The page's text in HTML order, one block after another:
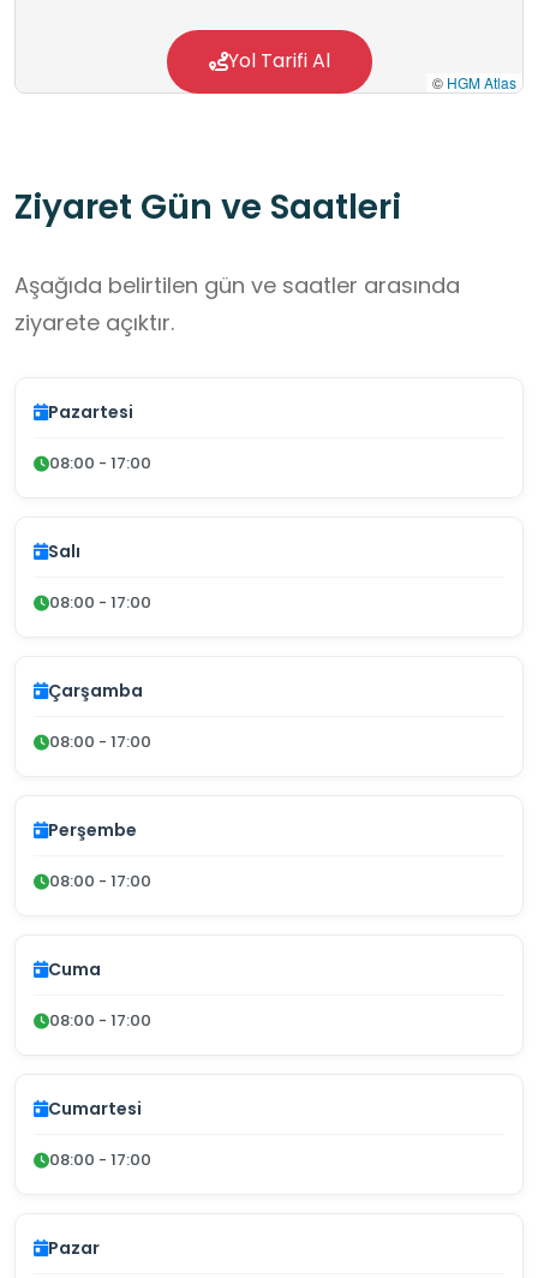
© HGM Atlas
Yol Tarifi Al
Ziyaret Gün ve Saatleri
Aşağıda belirtilen gün ve saatler arasında
ziyarete açıktır.
Pazartesi
08:00 - 17:00
Salı
08:00 - 17:00
Çarşamba
08:00 - 17:00
Perşembe
08:00 - 17:00
Cuma
08:00 - 17:00
Cumartesi
08:00 - 17:00
Pazar